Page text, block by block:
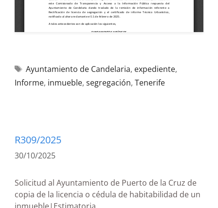
Ayuntamiento de Candelaria, expediente,
Informe, inmueble, segregación, Tenerife
R309/2025
30/10/2025
Solicitud al Ayuntamiento de Puerto de la Cruz de
copia de la licencia o cédula de habitabilidad de un